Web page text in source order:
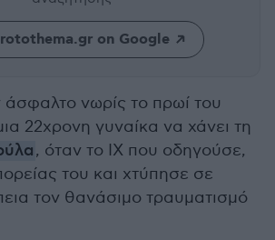
on Google
νωρίς το πρωί του
22χρονη γυναίκα να χάνει τη
, όταν το ΙΧ που οδηγούσε,
του και χτύπησε σε
τον θανάσιμο τραυματισμό